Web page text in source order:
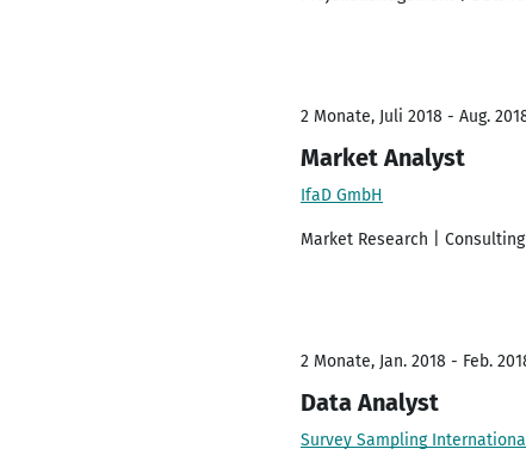
2 Monate, Juli 2018 - Aug.
Market Analyst
IfaD GmbH
Market Research |
2 Monate, Jan. 2018 - Feb.
Data Analyst
Survey Sampling